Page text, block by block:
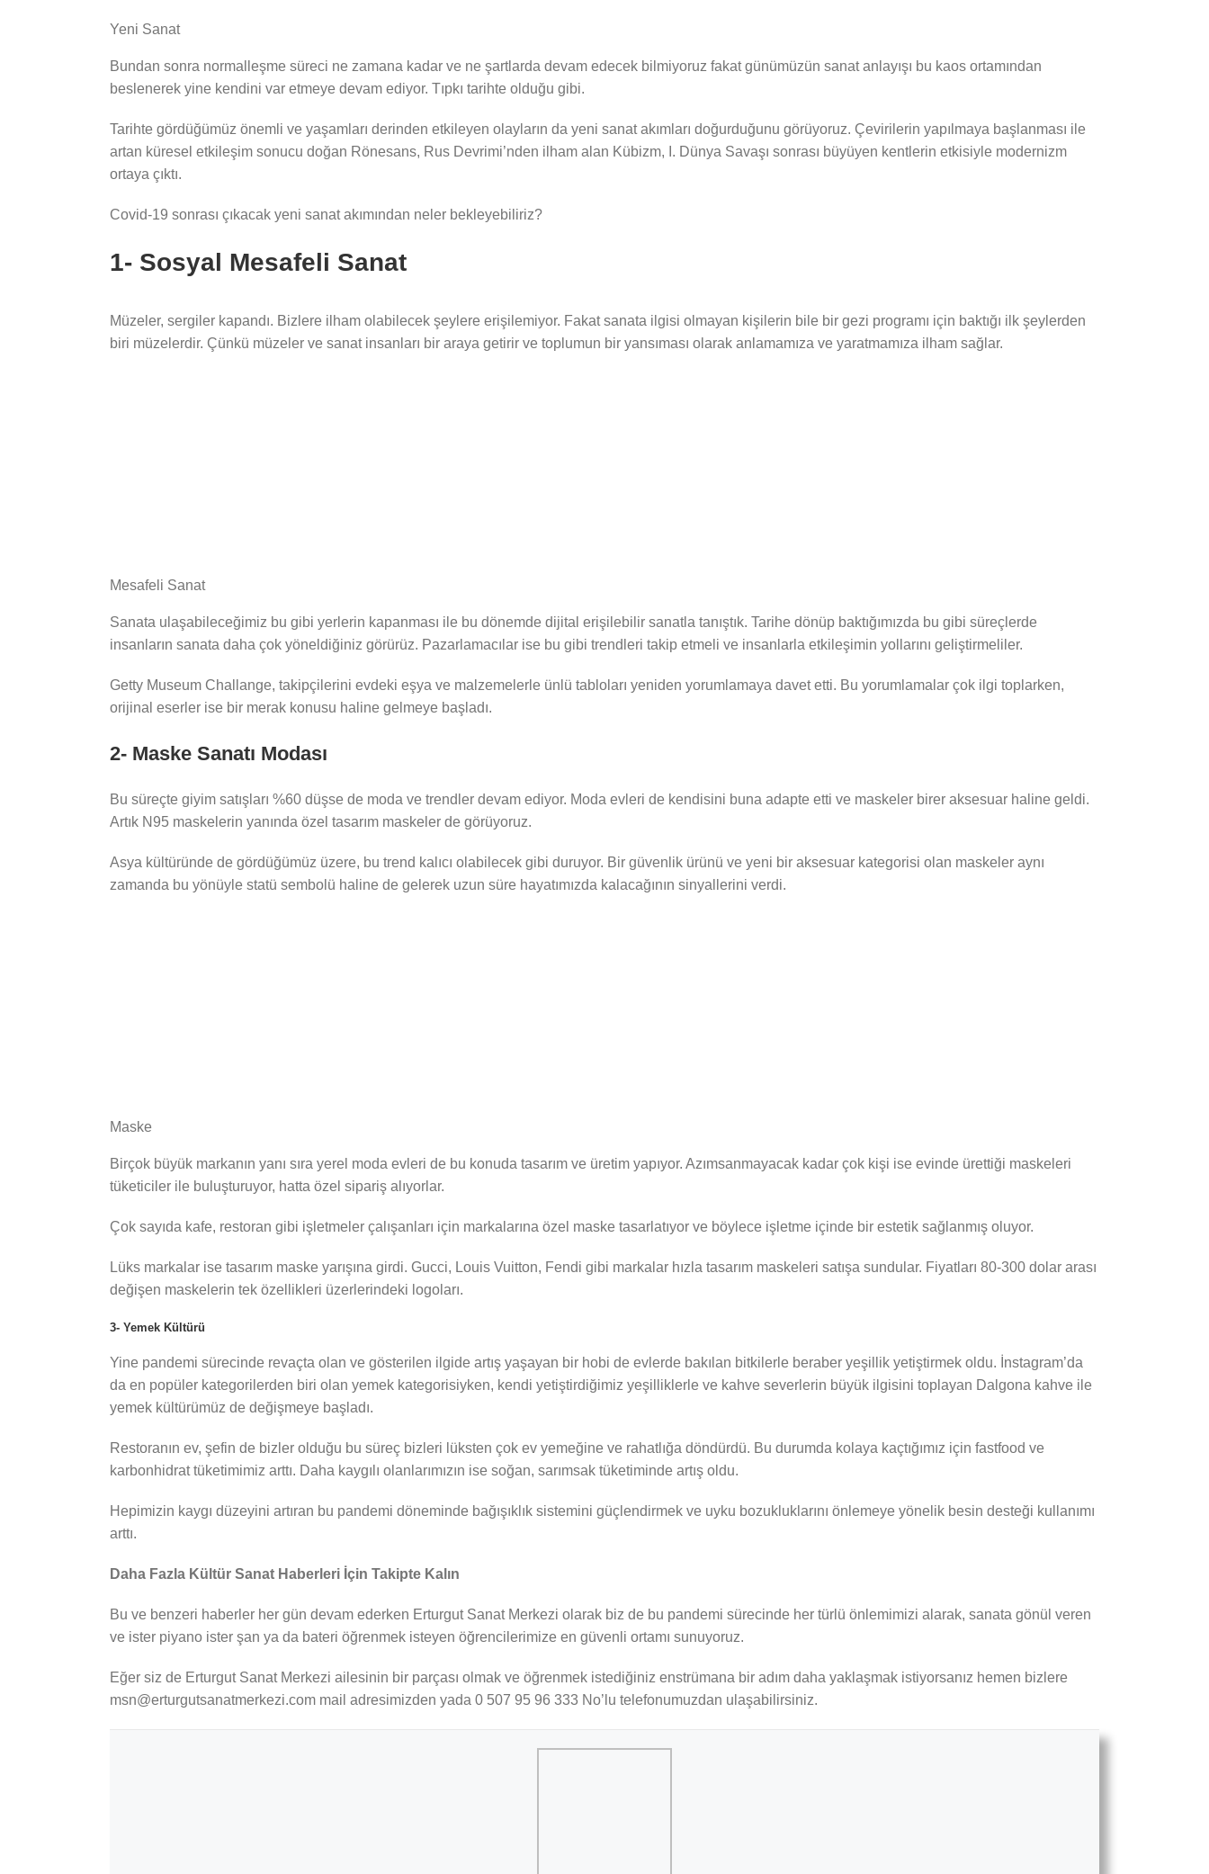
Yeni Sanat
Bundan sonra normalleşme süreci ne zamana kadar ve ne şartlarda devam edecek bilmiyoruz fakat günümüzün sanat anlayışı bu kaos ortamından
beslenerek yine kendini var etmeye devam ediyor. Tıpkı tarihte olduğu gibi.
Tarihte gördüğümüz önemli ve yaşamları derinden etkileyen olayların da yeni sanat akımları doğurduğunu görüyoruz. Çevirilerin yapılmaya başlanması ile
artan küresel etkileşim sonucu doğan Rönesans, Rus Devrimi’nden ilham alan Kübizm, I. Dünya Savaşı sonrası büyüyen kentlerin etkisiyle modernizm
ortaya çıktı.
Covid-19 sonrası çıkacak yeni sanat akımından neler bekleyebiliriz?
1- Sosyal Mesafeli Sanat
Müzeler, sergiler kapandı. Bizlere ilham olabilecek şeylere erişilemiyor. Fakat sanata ilgisi olmayan kişilerin bile bir gezi programı için baktığı ilk şeylerden
biri müzelerdir. Çünkü müzeler ve sanat insanları bir araya getirir ve toplumun bir yansıması olarak anlamamıza ve yaratmamıza ilham sağlar.
Mesafeli Sanat
Sanata ulaşabileceğimiz bu gibi yerlerin kapanması ile bu dönemde dijital erişilebilir sanatla tanıştık. Tarihe dönüp baktığımızda bu gibi süreçlerde
insanların sanata daha çok yöneldiğiniz görürüz. Pazarlamacılar ise bu gibi trendleri takip etmeli ve insanlarla etkileşimin yollarını geliştirmeliler.
Getty Museum Challange, takipçilerini evdeki eşya ve malzemelerle ünlü tabloları yeniden yorumlamaya davet etti. Bu yorumlamalar çok ilgi toplarken,
orijinal eserler ise bir merak konusu haline gelmeye başladı.
2- Maske Sanatı Modası
Bu süreçte giyim satışları %60 düşse de moda ve trendler devam ediyor. Moda evleri de kendisini buna adapte etti ve maskeler birer aksesuar haline geldi.
Artık N95 maskelerin yanında özel tasarım maskeler de görüyoruz.
Asya kültüründe de gördüğümüz üzere, bu trend kalıcı olabilecek gibi duruyor. Bir güvenlik ürünü ve yeni bir aksesuar kategorisi olan maskeler aynı
zamanda bu yönüyle statü sembolü haline de gelerek uzun süre hayatımızda kalacağının sinyallerini verdi.
Maske
Birçok büyük markanın yanı sıra yerel moda evleri de bu konuda tasarım ve üretim yapıyor. Azımsanmayacak kadar çok kişi ise evinde ürettiği maskeleri
tüketiciler ile buluşturuyor, hatta özel sipariş alıyorlar.
Çok sayıda kafe, restoran gibi işletmeler çalışanları için markalarına özel maske tasarlatıyor ve böylece işletme içinde bir estetik sağlanmış oluyor.
Lüks markalar ise tasarım maske yarışına girdi. Gucci, Louis Vuitton, Fendi gibi markalar hızla tasarım maskeleri satışa sundular. Fiyatları 80-300 dolar arası
değişen maskelerin tek özellikleri üzerlerindeki logoları.
3- Yemek Kültürü
Yine pandemi sürecinde revaçta olan ve gösterilen ilgide artış yaşayan bir hobi de evlerde bakılan bitkilerle beraber yeşillik yetiştirmek oldu. İnstagram’da
da en popüler kategorilerden biri olan yemek kategorisiyken, kendi yetiştirdiğimiz yeşilliklerle ve kahve severlerin büyük ilgisini toplayan Dalgona kahve ile
yemek kültürümüz de değişmeye başladı.
Restoranın ev, şefin de bizler olduğu bu süreç bizleri lüksten çok ev yemeğine ve rahatlığa döndürdü. Bu durumda kolaya kaçtığımız için fastfood ve
karbonhidrat tüketimimiz arttı. Daha kaygılı olanlarımızın ise soğan, sarımsak tüketiminde artış oldu.
Hepimizin kaygı düzeyini artıran bu pandemi döneminde bağışıklık sistemini güçlendirmek ve uyku bozukluklarını önlemeye yönelik besin desteği kullanımı
arttı.
Daha Fazla Kültür Sanat Haberleri İçin Takipte Kalın
Bu ve benzeri haberler her gün devam ederken Erturgut Sanat Merkezi olarak biz de bu pandemi sürecinde her türlü önlemimizi alarak, sanata gönül veren
ve ister piyano ister şan ya da bateri öğrenmek isteyen öğrencilerimize en güvenli ortamı sunuyoruz.
Eğer siz de Erturgut Sanat Merkezi ailesinin bir parçası olmak ve öğrenmek istediğiniz enstrümana bir adım daha yaklaşmak istiyorsanız hemen bizlere
msn@erturgutsanatmerkezi.com mail adresimizden yada 0 507 95 96 333 No’lu telefonumuzdan ulaşabilirsiniz.